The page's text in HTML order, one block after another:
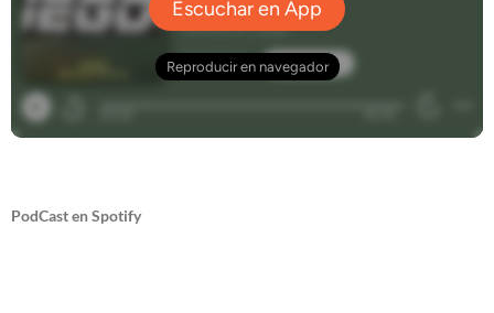
PodCast en Spotify